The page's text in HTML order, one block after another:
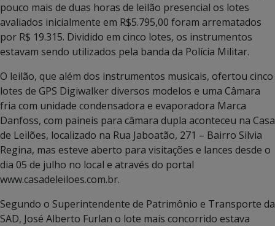
pouco mais de duas horas de leilão presencial os lotes
avaliados inicialmente em R$5.795,00 foram arrematados
por R$ 19.315. Dividido em cinco lotes, os instrumentos
estavam sendo utilizados pela banda da Polícia Militar.
O leilão, que além dos instrumentos musicais, ofertou cinco
lotes de GPS Digiwalker diversos modelos e uma Câmara
fria com unidade condensadora e evaporadora Marca
Danfoss, com paineis para câmara dupla aconteceu na Casa
de Leilões, localizado na Rua Jaboatão, 271 – Bairro Silvia
Regina, mas esteve aberto para visitações e lances desde o
dia 05 de julho no local e através do portal
www.casadeleiloes.com.br.
Segundo o Superintendente de Patrimônio e Transporte da
SAD, José Alberto Furlan o lote mais concorrido estava